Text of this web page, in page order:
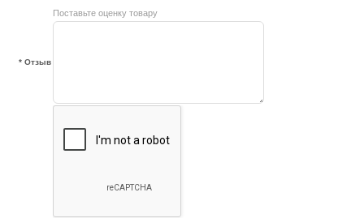
Поставьте оценку товару
* Отзыв